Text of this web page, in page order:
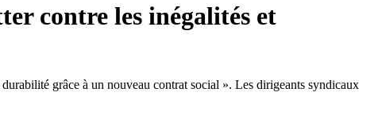
contre les inégalités et
grâce à un nouveau contrat social ». Les dirigeants syndicaux